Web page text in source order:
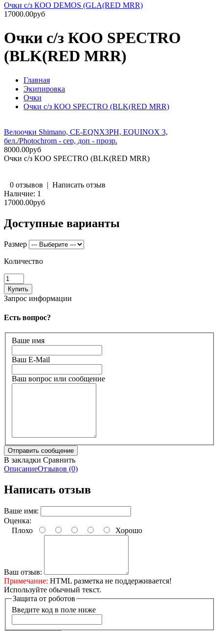
Очки с/з КОО DEMOS (GLA(RED MRR)
17000.00руб
Очки с/з КОО SPECTRO
(BLK(RED MRR)
Главная
Экипировка
Очки
Очки с/з КОО SPECTRO (BLK(RED MRR)
Велоочки Shimano, CE-EQNX3PH, EQUINOX 3,
бел./Photochrom - сер, доп - прозр.
8000.00руб
Очки с/з КОО SPECTRO (BLK(RED MRR)
0 отзывов | Написать отзыв
Наличие: 1
17000.00руб
Доступные варианты
Размер
Количество
Запрос информации
Есть вопрос?
Ваше имя
Ваш E-Mail
Ваш вопрос или сообщение
В закладки Сравнить
ОписаниеОтзывов (0)
Написать отзыв
Ваше имя:
Оценка:
Плохо
Хорошо
Ваш отзыв:
Примечание: HTML разметка не поддерживается!
Используйте обычный текст.
Защита от роботов
Введите код в поле ниже